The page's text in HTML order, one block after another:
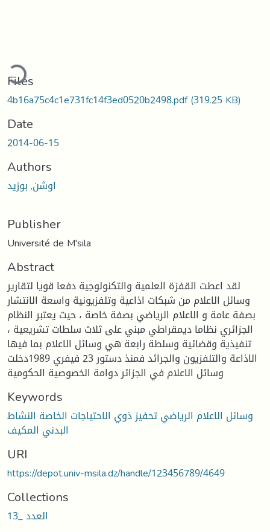
Files
4b16a75c4c1e731fc14f3ed0520b2498.pdf(319.25 KB)
Date
2014-06-15
Authors
اوشن, بوزيد
Publisher
Université de M'sila
Abstract
لقد اعطت القفزة العلمية والتكنولوجية دفعا قويا لتقارير
وسائل الاعلام من شبكات اذاعية وتلفزيونية واسعة الانتشار
بصفة عامة و الاعلام الرياضي بصفة خاصة ، حيث يعتبر النظام
الجزائري نظاما ديمقراطي مبني على ثلاث سلطات تشريعية ،
تنفيذية وقضائية وسلطة رابعة هي وسائل الاعلام بما فيها
الاذاعة والتلفزيون والجرائد فمنذ دستور 23 فيفري 1989دخلت
وسائل الاعلام في الجزائر دوامة الخصوصية الحكومية
Keywords
وسائل الاعلام الرياضي تحفيز ذوي الاحتياجات الخاصة النشاط
البدني المكيف
URI
https://depot.univ-msila.dz/handle/123456789/4649
Collections
العدد _13